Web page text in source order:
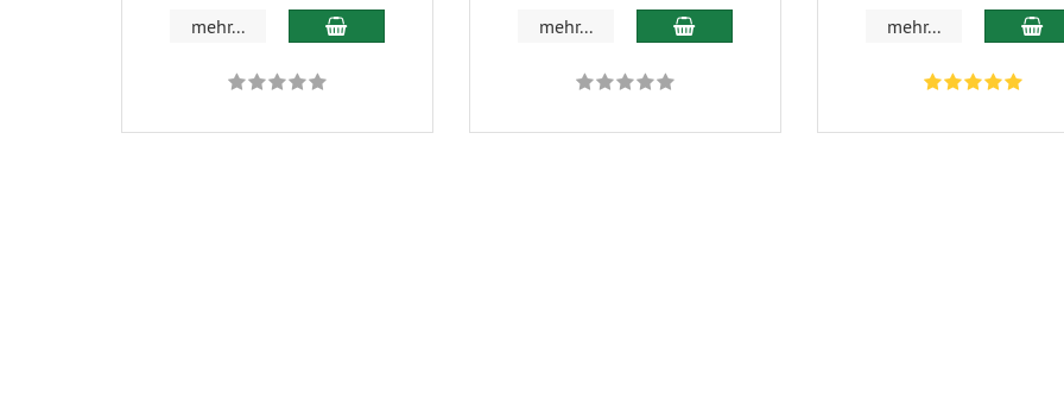
mehr... In den Warenkorb mehr... In den Warenkorb mehr... In